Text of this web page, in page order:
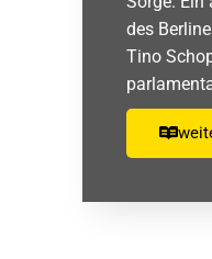
des
Tino